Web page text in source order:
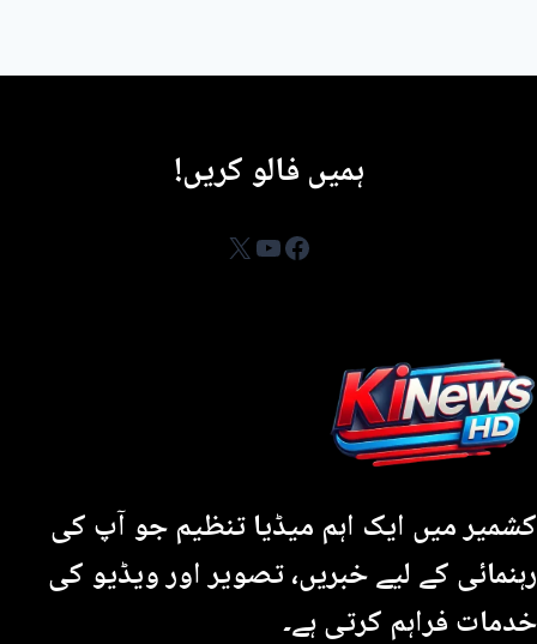
ہمیں فالو کریں!
Facebook
YouTube
X
کشمیر میں ایک اہم میڈیا تنظیم جو آپ کی
رہنمائی کے لیے خبریں، تصویر اور ویڈیو کی
خدمات فراہم کرتی ہے۔